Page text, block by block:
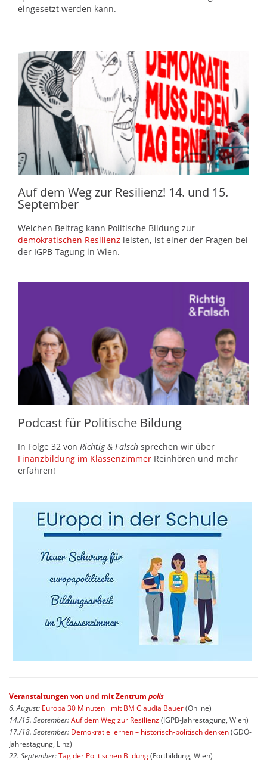
eingesetzt werden kann.
Auf dem Weg zur Resilienz! 14. und 15.
September
Welchen Beitrag kann Politische Bildung zur
demokratischen Resilienz leisten, ist einer der Fragen bei
der IGPB Tagung in Wien.
Podcast für Politische Bildung
In Folge 32 von Richtig & Falsch sprechen wir über
Finanzbildung im Klassenzimmer Reinhören und mehr
erfahren!
Veranstaltungen von und mit Zentrum polis
6. August: Europa 30 Minuten+ mit BM Claudia Bauer(Online)
14./15. September:Auf dem Weg zur Resilienz(IGPB-Jahrestagung, Wien)
17./18. September: Demokratie lernen – historisch-politisch denken(GDÖ-
Jahrestagung, Linz)
22. September:Tag der Politischen Bildung(Fortbildung, Wien)